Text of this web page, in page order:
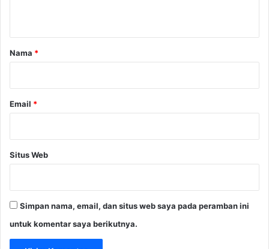
rNama *
Email *
Situs Web
Simpan nama, email, dan situs web saya pada peramban ini
untuk komentar saya berikutnya.